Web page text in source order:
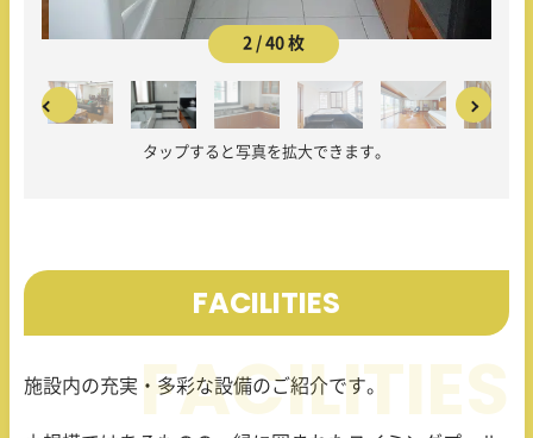
2 / 40 枚
タップすると写真を拡大できます。
FACILITIES
施設内の充実・多彩な設備のご紹介です。